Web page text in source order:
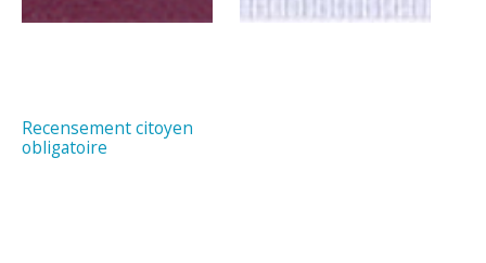
Recensement citoyen
obligatoire